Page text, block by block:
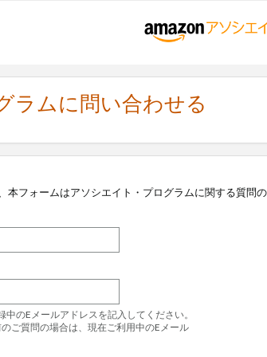
ラムに問い合わせる
フォームはアソシエイト・プログラムに関する質問の
のEメールアドレスを記入してください。
ご質問の場合は、現在ご利用中のEメール